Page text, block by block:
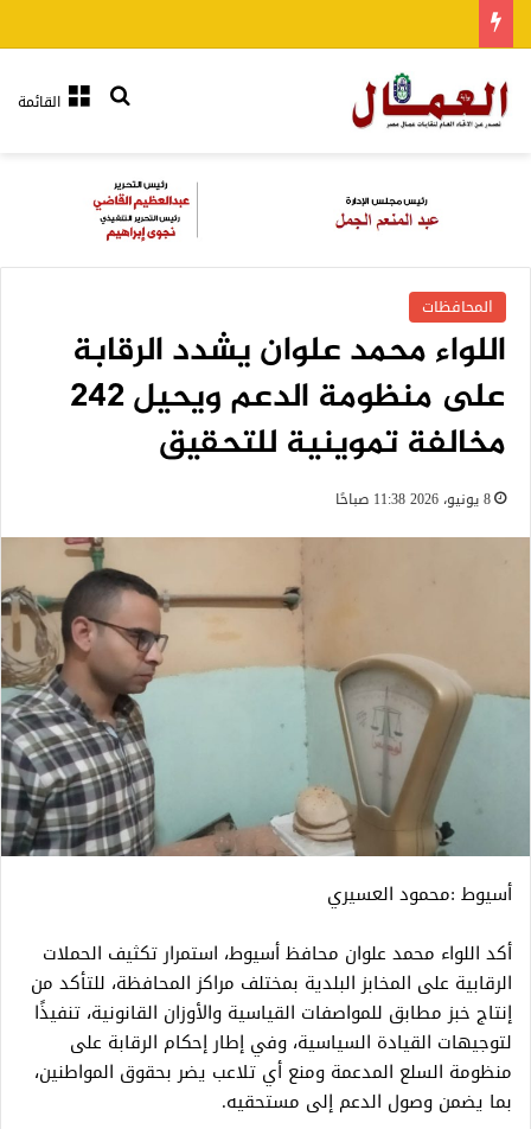
القائمةبحث عن
المحافظات
اللواء محمد علوان يشدد الرقابة
على منظومة الدعم ويحيل 242
مخالفة تموينية للتحقيق
8 يونيو، 2026 11:38 صباحًا
أسيوط :محمود العسيري
أكد اللواء محمد علوان محافظ أسيوط، استمرار تكثيف الحملات
الرقابية على المخابز البلدية بمختلف مراكز المحافظة، للتأكد من
إنتاج خبز مطابق للمواصفات القياسية والأوزان القانونية، تنفيذًا
لتوجيهات القيادة السياسية، وفي إطار إحكام الرقابة على
منظومة السلع المدعمة ومنع أي تلاعب يضر بحقوق المواطنين،
بما يضمن وصول الدعم إلى مستحقيه.